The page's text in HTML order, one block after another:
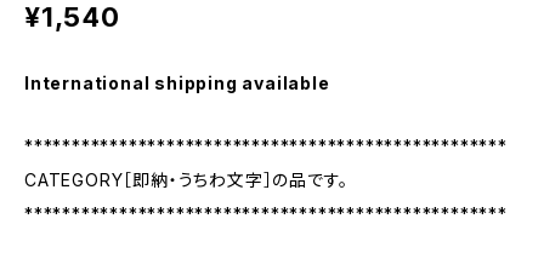
¥1,540
International shipping available
***************************************************
CATEGORY［即納・うちわ文字］の品です。
***************************************************